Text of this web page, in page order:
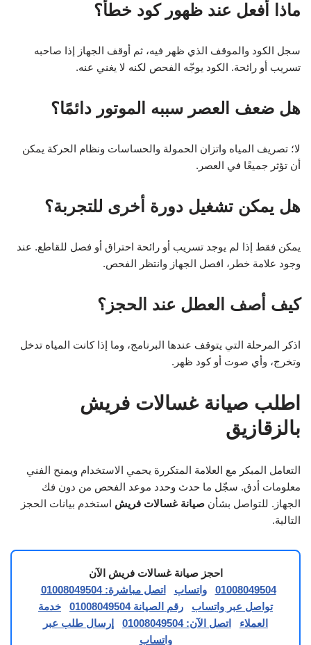
ماذا أفعل عند ظهور كود خطأ؟
سجل الكود والموقف الذي ظهر فيه، ثم أوقف الجهاز إذا صاحبه
تسريب أو رائحة. الكود يوجّه الفحص لكنه لا يغني عنه.
هل ضعف العصر سببه الموتور دائمًا؟
لا؛ تصريف المياه واتزان الحمولة والحساسات ونظام الحركة يمكن
أن تؤثر جميعًا في العصر.
هل يمكن تشغيل دورة أخرى للتجربة؟
يمكن فقط إذا لم يوجد تسريب أو رائحة احتراق أو فصل للقاطع. عند
وجود علامة خطر، افصل الجهاز وانتظر الفحص.
كيف أصف العطل عند الحجز؟
اذكر المرحلة التي يتوقف عندها البرنامج، وما إذا كانت المياه تدخل
وتخرج، وأي صوت أو كود ظهر.
اطلب صيانة غسالات فريش
بالزقازيق
التعامل المبكر مع العلامة المتكررة يحمي الاستخدام ويمنح الفني
معلومات أدق. سجّل ما حدث وحدد موعد الفحص من دون فك
الجهاز. للتواصل بشأن صيانة غسالات فريش استخدم بيانات الحجز
التالية.
احجز صيانة غسالات فريش الآن
01008049504
واتساب
اتصل مباشرة: 01008049504
تواصل عبر واتساب
رقم الصيانة 01008049504
خدمة
العملاء
اتصل الآن: 01008049504
إرسال طلب عبر
واتساب